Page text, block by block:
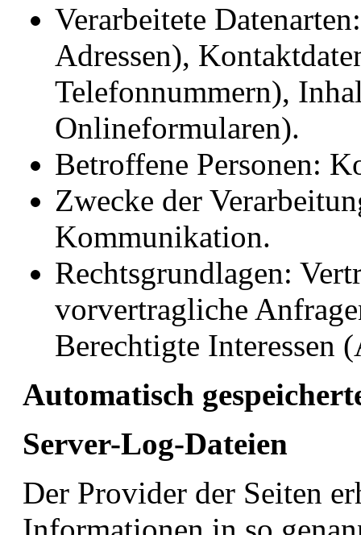
Verarbeitete
Adressen),
Telefonnummern),
Onlineformularen).
Betroffene Personen:
Zwecke der
Kommunikation.
Rechtsgrundlagen:
vorvertragliche
Berechtigte
Automatisch
Server-Log-Dateien
Der Provider der Seiten